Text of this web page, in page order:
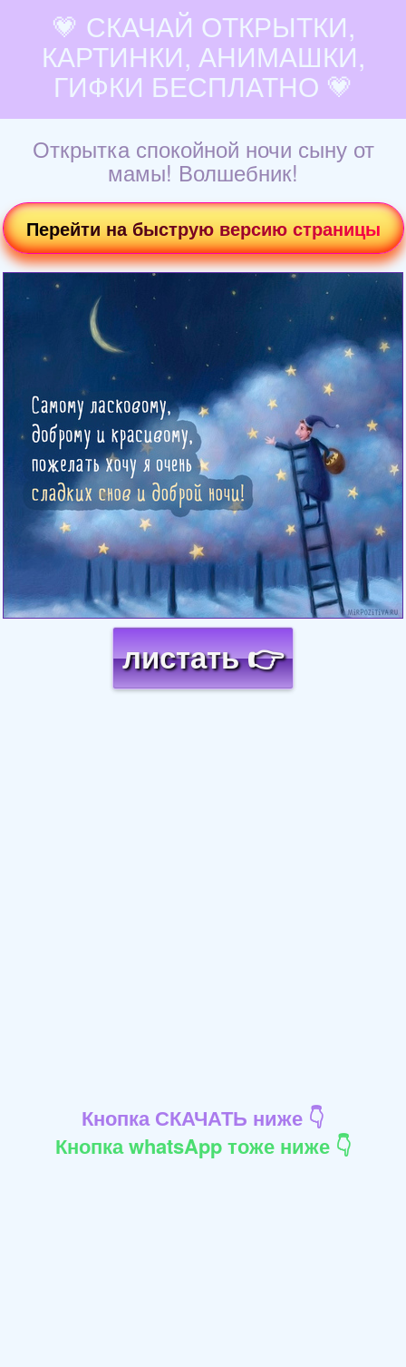
💗 СКАЧАЙ ОТКРЫТКИ,
КАРТИНКИ, АНИМАШКИ,
ГИФКИ БЕСПЛАТНО 💗
Открытка спокойной ночи сыну от
мамы! Волшебник!
Перейти на быструю версию страницы
Загрузка картинки...
листать 👉
Кнопка СКАЧАТЬ ниже 👇
Кнопка whatsApp тоже ниже 👇